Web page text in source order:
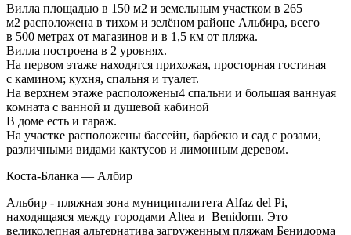
Вилла площадью в 150 м2 и земельным участком в 265
м2 расположена в тихом и зелёном районе Альбира, всего
в 500 метрах от магазинов и в 1,5 км от пляжа.
Вилла построена в 2 уровнях.
На первом этаже находятся прихожая, просторная гостиная
с камином; кухня, спальня и туалет.
На верхнем этаже расположены4 спальни и большая ваннуая
комната с ванной и душевой кабиной
В доме есть и гараж.
На участке расположены бассейн, барбекю и сад с розами,
различными видами кактусов и лимонным деревом.
Коста-Бланка — Албир
Альбир - пляжная зона муниципалитета Alfaz del Pi,
находящаяся между городами Altea и Benidorm. Это
великолепная альтернатива загруженным пляжам Бенидорма